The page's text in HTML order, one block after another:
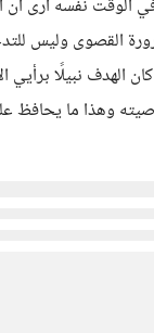
نفسه أرى أن
القصوى وليس
نبيلًا برأيي
وهذا ما يحافظ